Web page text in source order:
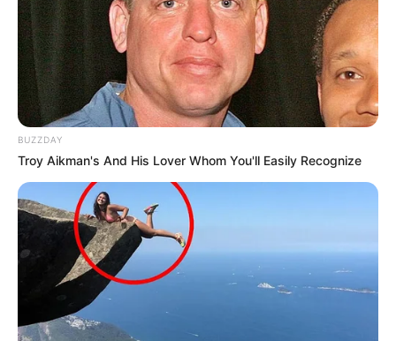
BUZZDAY
Troy Aikman's And His Lover Whom You'll Easily Recognize